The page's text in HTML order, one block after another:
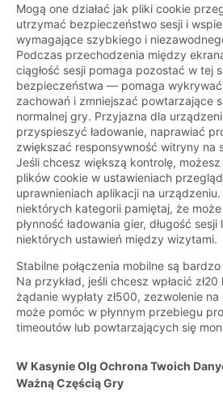
Mogą one działać jak pliki cookie
utrzymać bezpieczeństwo sesji i
wymagające szybkiego i
Podczas przechodzenia między
ciągłość sesji pomaga pozostać w tej
bezpieczeństwa — pomaga
zachowań i zmniejszać powtarzające
normalnej gry. Przyjazna dla
przyspieszyć ładowanie, naprawiać
zwiększać responsywność witryny na
Jeśli chcesz większą kontrolę,
plików cookie w ustawieniach
uprawnieniach aplikacji na
niektórych kategorii pamiętaj, że może
płynność ładowania gier, długość
niektórych ustawień między wizytami.
Stabilne połączenia mobilne są
Na przykład, jeśli chcesz wpłacić
żądanie wypłaty zł500, zezwolenie
może pomóc w płynnym przebiegu
timeoutów lub powtarzających się
W Kasynie Olg Ochrona Twoich
Ważną Częścią Gry